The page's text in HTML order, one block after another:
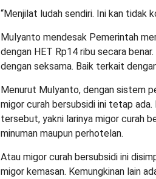
“Menjilat ludah sendiri. Ini kan tidak
Mulyanto mendesak Pemerintah
dengan HET Rp14 ribu secara
dengan seksama. Baik terkait
Menurut Mulyanto, dengan sistem
migor curah bersubsidi ini tetap
tersebut, yakni larinya migor curah
minuman maupun perhotelan.
Atau migor curah bersubsidi ini
migor kemasan. Kemungkinan lain